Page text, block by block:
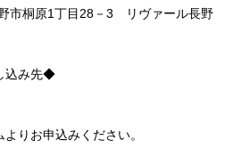
桐原1丁目28－3 リヴァール長野
込み先◆
りお申込みください。